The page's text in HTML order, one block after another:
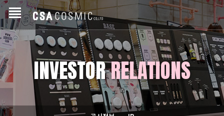
INVESTORRELATIONS